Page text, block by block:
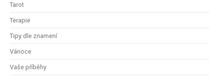
Tarot
Terapie
Tipy dle znamení
Vánoce
Vaše příběhy